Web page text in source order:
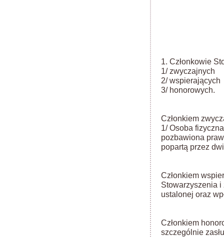
1. Członkowie
1/ zwyczajnych
2/ wspierających
3/ honorowych.
Członkiem
1/ Osoba
pozbawiona
popartą przez
Członkiem
Stowarzyszenia i
ustalonej oraz
Członkiem
szczególnie